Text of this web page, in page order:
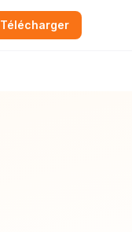
Télécharger